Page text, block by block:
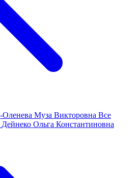
Оленева Муза Викторовна Все
Дейнеко Ольга Константиновна